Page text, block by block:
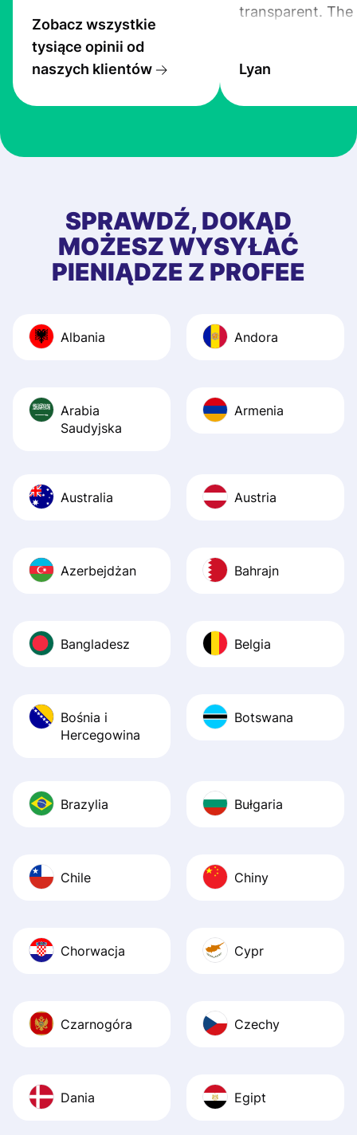
Zobacz wszystkie
tysiące opinii od
naszych klientów
transparent. The
the exchange
at Profee is very
first started
app, and they
quick to provide
and helpful
Recommend it!
Lyan
SPRAWDŹ, DOKĄD
MOŻESZ WYSYŁAĆ
PIENIĄDZE Z PROFEE
Albania Andora
Arabia
Saudyjska
Armenia
Australia Austria
Azerbejdżan Bahrajn
Bangladesz Belgia
Bośnia i
Hercegowina
Botswana
Brazylia Bułgaria
Chile Chiny
Chorwacja Cypr
Czarnogóra Czechy
Dania Egipt